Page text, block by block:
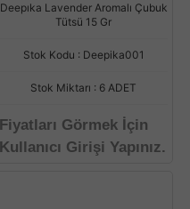
Deepıka Lavender Aromalı Çubuk
Tütsü 15 Gr
Stok Kodu : Deepika001
Stok Miktarı : 6 ADET
Fiyatları Görmek İçin
Kullanıcı Girişi Yapınız.